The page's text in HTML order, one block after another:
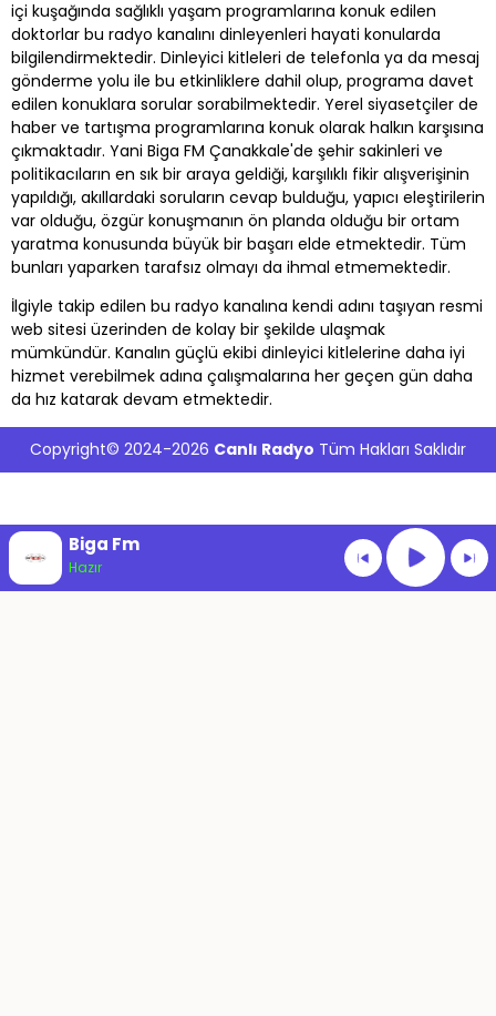
içi kuşağında sağlıklı yaşam programlarına konuk edilen
doktorlar bu radyo kanalını dinleyenleri hayati konularda
bilgilendirmektedir. Dinleyici kitleleri de telefonla ya da mesaj
gönderme yolu ile bu etkinliklere dahil olup, programa davet
edilen konuklara sorular sorabilmektedir. Yerel siyasetçiler de
haber ve tartışma programlarına konuk olarak halkın karşısına
çıkmaktadır. Yani Biga FM Çanakkale'de şehir sakinleri ve
politikacıların en sık bir araya geldiği, karşılıklı fikir alışverişinin
yapıldığı, akıllardaki soruların cevap bulduğu, yapıcı eleştirilerin
var olduğu, özgür konuşmanın ön planda olduğu bir ortam
yaratma konusunda büyük bir başarı elde etmektedir. Tüm
bunları yaparken tarafsız olmayı da ihmal etmemektedir.
İlgiyle takip edilen bu radyo kanalına kendi adını taşıyan resmi
web sitesi üzerinden de kolay bir şekilde ulaşmak
mümkündür. Kanalın güçlü ekibi dinleyici kitlelerine daha iyi
hizmet verebilmek adına çalışmalarına her geçen gün daha
da hız katarak devam etmektedir.
Copyright© 2024-2026 Canlı Radyo Tüm Hakları Saklıdır